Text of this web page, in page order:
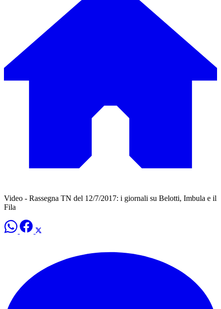
Video - Rassegna TN del 12/7/2017: i giornali su Belotti, Imbula e il
Fila